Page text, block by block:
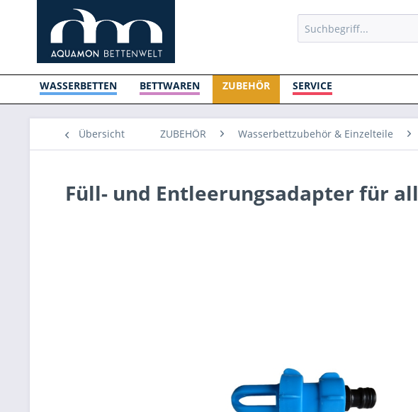
WASSERBETTEN BETTWAREN ZUBEHÖR SERVICE
Übersicht ZUBEHÖR Wasserbettzubehör & Einzelteile
Füll- und Entleerungsadapter für